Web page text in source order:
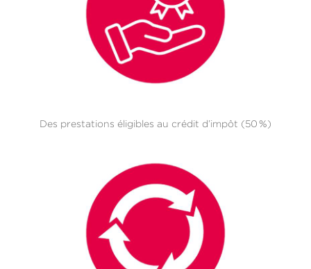
Des prestations éligibles au crédit d’impôt (50 %)